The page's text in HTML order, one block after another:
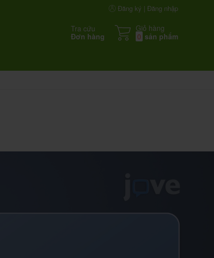
Đăng ký | Đăng nhập
Tra cứu
Đơn hàng
Giỏ hàng
0 sản phẩm